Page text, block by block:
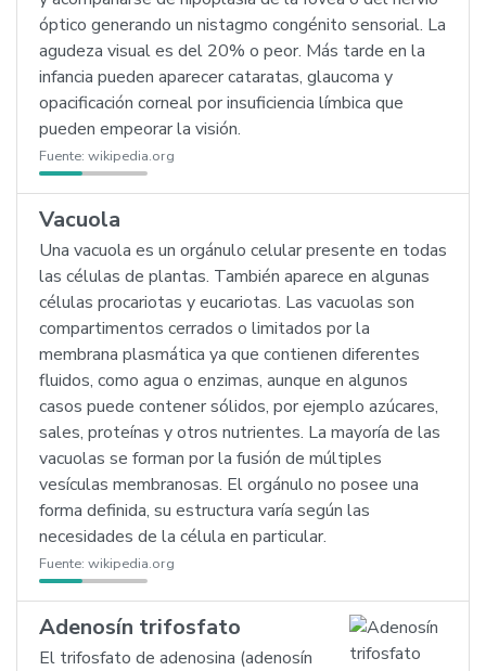
óptico generando un nistagmo congénito sensorial. La
agudeza visual es del 20% o peor. Más tarde en la
infancia pueden aparecer cataratas, glaucoma y
opacificación corneal por insuficiencia límbica que
pueden empeorar la visión.
Fuente: wikipedia.org
Vacuola
Una vacuola es un orgánulo celular presente en todas
las células de plantas. También aparece en algunas
células procariotas y eucariotas. Las vacuolas son
compartimentos cerrados o limitados por la
membrana plasmática ya que contienen diferentes
fluidos, como agua o enzimas, aunque en algunos
casos puede contener sólidos, por ejemplo azúcares,
sales, proteínas y otros nutrientes. La mayoría de las
vacuolas se forman por la fusión de múltiples
vesículas membranosas. El orgánulo no posee una
forma definida, su estructura varía según las
necesidades de la célula en particular.
Fuente: wikipedia.org
Adenosín trifosfato
El trifosfato de adenosina (adenosín